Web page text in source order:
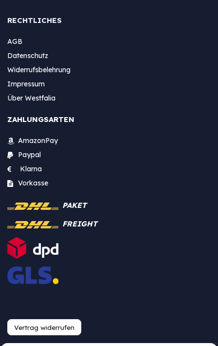
RECHTLICHES
AGB
Datenschutz
Widerrufsbelehrung
Impressum
Über Westfalia
ZAHLUNGSARTEN
AmazonPay
Paypal
Klarna
Vorkasse
PAKET
FREIGHT
Vertrag widerrufen